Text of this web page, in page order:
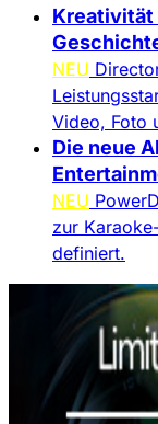
Kreativität
NEU
Video, Foto
Die neue
NEU
zur
definiert.